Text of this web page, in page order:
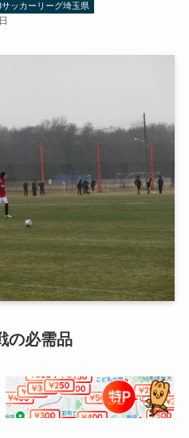
ッカーリーグ埼玉県
の必需品